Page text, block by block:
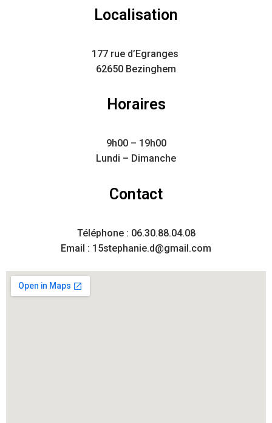
Localisation
177 rue d’Egranges
62650 Bezinghem
Horaires
9h00 – 19h00
Lundi – Dimanche
Contact
Téléphone : 06.30.88.04.08
Email : 15stephanie.d@gmail.com